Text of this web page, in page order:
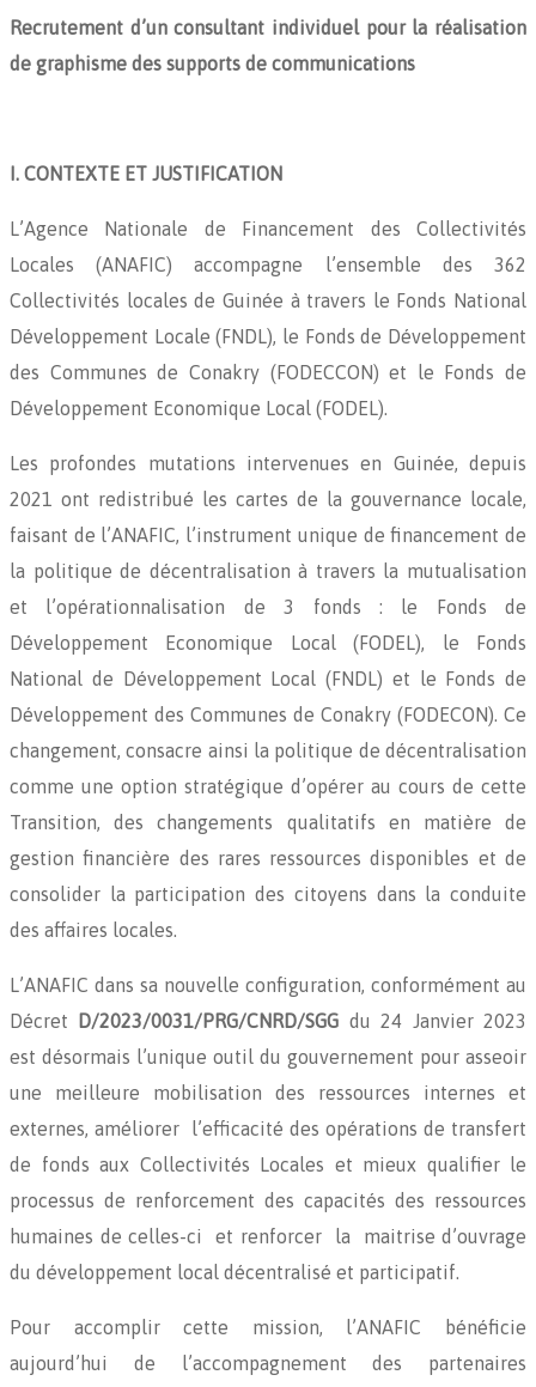
Recrutement d’un consultant individuel pour la réalisation
de graphisme des supports de communications
I. CONTEXTE ET JUSTIFICATION
L’Agence Nationale de Financement des Collectivités
Locales (ANAFIC) accompagne l’ensemble des 362
Collectivités locales de Guinée à travers le Fonds National
Développement Locale (FNDL), le Fonds de Développement
des Communes de Conakry (FODECCON) et le Fonds de
Développement Economique Local (FODEL).
Les profondes mutations intervenues en Guinée, depuis
2021 ont redistribué les cartes de la gouvernance locale,
faisant de l’ANAFIC, l’instrument unique de financement de
la politique de décentralisation à travers la mutualisation
et l’opérationnalisation de 3 fonds : le Fonds de
Développement Economique Local (FODEL), le Fonds
National de Développement Local (FNDL) et le Fonds de
Développement des Communes de Conakry (FODECON). Ce
changement, consacre ainsi la politique de décentralisation
comme une option stratégique d’opérer au cours de cette
Transition, des changements qualitatifs en matière de
gestion financière des rares ressources disponibles et de
consolider la participation des citoyens dans la conduite
des affaires locales.
L’ANAFIC dans sa nouvelle configuration, conformément au
Décret D/2023/0031/PRG/CNRD/SGG du 24 Janvier 2023
est désormais l’unique outil du gouvernement pour asseoir
une meilleure mobilisation des ressources internes et
externes, améliorer l’efficacité des opérations de transfert
de fonds aux Collectivités Locales et mieux qualifier le
processus de renforcement des capacités des ressources
humaines de celles-ci et renforcer la maitrise d’ouvrage
du développement local décentralisé et participatif.
Pour accomplir cette mission, l’ANAFIC bénéficie
aujourd’hui de l’accompagnement des partenaires